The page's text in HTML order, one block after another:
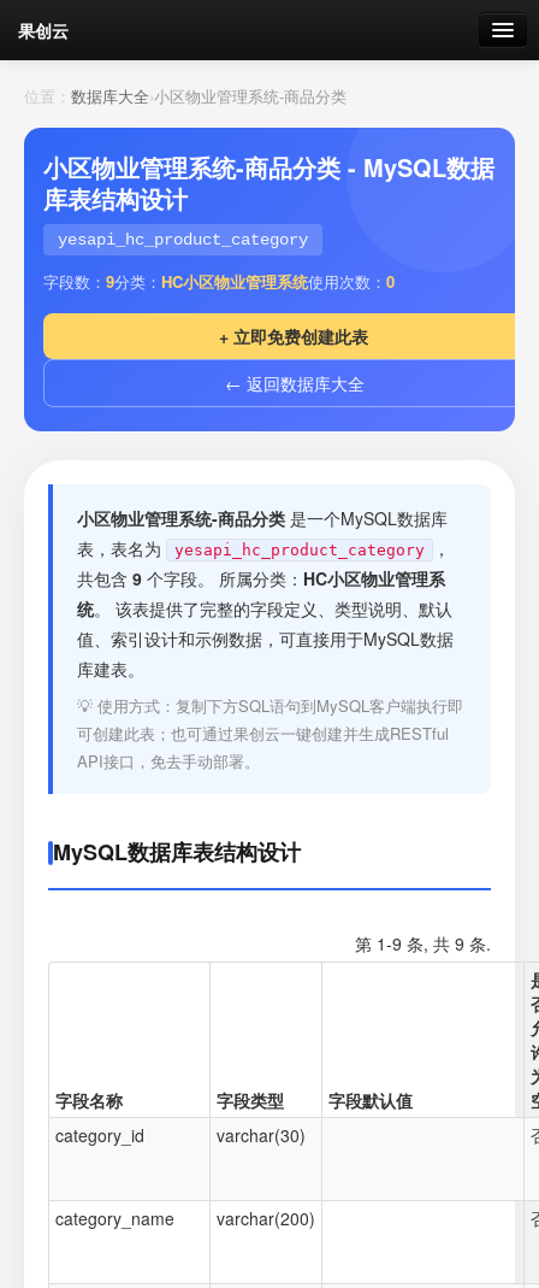
果创云
数据表单
API接口
云存储
流量 剩余接口流量
套餐
接口测试
位置： 数据库大全›小区物业管理系统-商品分类
小区物业管理系统-商品分类 - MySQL数据
库表结构设计
yesapi_hc_product_category
字段数： 9分类： HC小区物业管理系统使用次数： 0
+ 立即免费创建此表
← 返回数据库大全
小区物业管理系统-商品分类 是一个MySQL数据库
表，表名为
yesapi_hc_product_category
，
共包含 9 个字段。 所属分类： HC小区物业管理系
统。 该表提供了完整的字段定义、类型说明、默认
值、索引设计和示例数据，可直接用于MySQL数据
库建表。
💡 使用方式：复制下方SQL语句到MySQL客户端执行即
可创建此表；也可通过果创云一键创建并生成RESTful
API接口，免去手动部署。
MySQL数据库表结构设计
第 1-9 条, 共 9 条.
字段名称 字段类型 字段默认值
category_id
varchar(30)
category_name varchar(200)